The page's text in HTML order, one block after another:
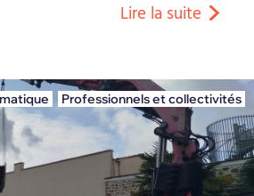
Lire la suite
Professionnels et collectivités